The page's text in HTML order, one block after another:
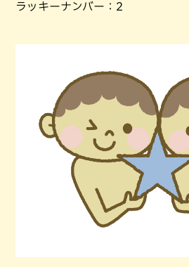
ラッキーナンバー：2